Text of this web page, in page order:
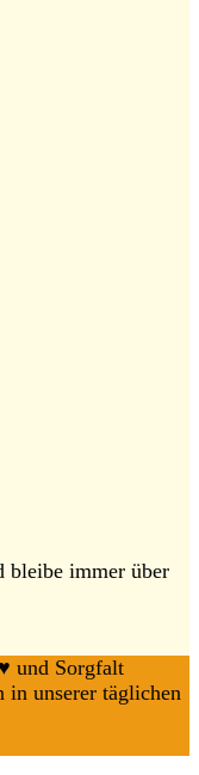
bleibe immer über
und Sorgfalt
in unserer täglichen